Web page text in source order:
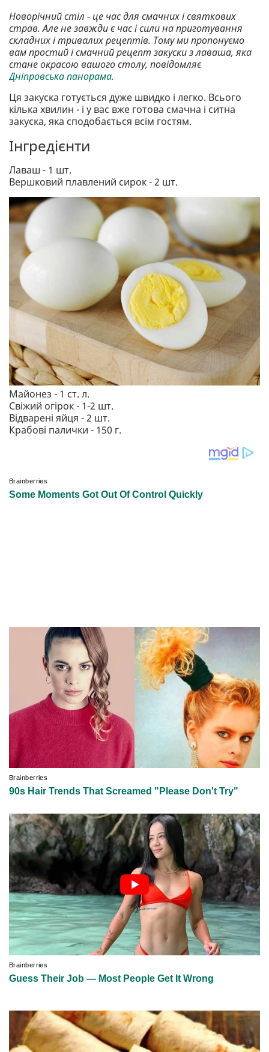
Новорічний стіл - це час для смачних і святкових
страв. Але не завжди є час і сили на приготування
складних і тривалих рецептів. Тому ми пропонуємо
вам простий і смачний рецепт закуски з лаваша, яка
стане окрасою вашого столу, повідомляє
Дніпровська панорама.
Ця закуска готується дуже швидко і легко. Всього
кілька хвилин - і у вас вже готова смачна і ситна
закуска, яка сподобається всім гостям.
Інгредієнти
Лаваш - 1 шт.
Вершковий плавлений сирок - 2 шт.
Майонез - 1 ст. л.
Свіжий огірок - 1-2 шт.
Відварені яйця - 2 шт.
Крабові палички - 150 г.